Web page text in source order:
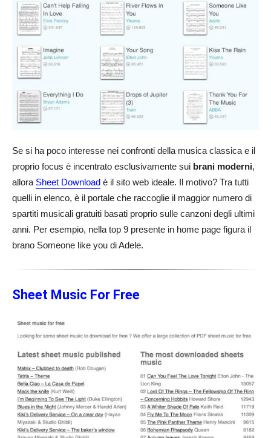
Se si ha poco interesse nei confronti della musica classica e il
proprio focus è incentrato esclusivamente sui brani moderni,
allora Sheet Download è il sito web ideale. Il motivo? Tra tutti
quelli in elenco, è il portale che raccoglie il maggior numero di
spartiti musicali gratuiti basati proprio sulle canzoni degli ultimi
anni. Per esempio, nella top 9 presente in home page figura il
brano Someone like you di Adele.
Sheet Music For Free